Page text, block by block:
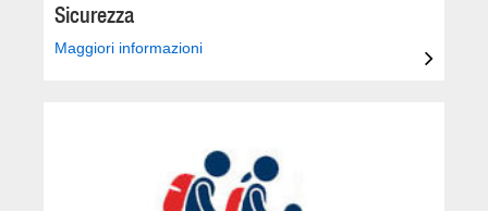
Sicurezza
Maggiori informazioni